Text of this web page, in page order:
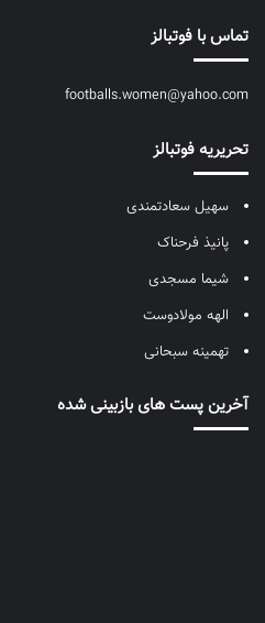
تماس با فوتبالز
footballs.women@yahoo.com
تحریریه فوتبالز
سهیل سعادتمندی
پانیذ فرحناک
شیما مسجدی
الهه مولادوست
تهمینه سبحانی
آخرین پست های بازبینی شده